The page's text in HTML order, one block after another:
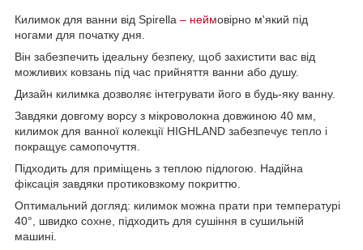
Килимок для ванни від Spirella – неймовірно м'який під
ногами для початку дня.
Він забезпечить ідеальну безпеку, щоб захистити вас від
можливих ковзань під час прийняття ванни або душу.
Дизайн килимка дозволяє інтегрувати його в будь-яку ванну.
Завдяки довгому ворсу з мікроволокна довжиною 40 мм,
килимок для ванної колекції HIGHLAND забезпечує тепло і
покращує самопочуття.
Підходить для приміщень з теплою підлогою. Надійна
фіксація завдяки протиковзкому покриттю.
Оптимальний догляд: килимок можна прати при температурі
40°, швидко сохне, підходить для сушіння в сушильній
машині.